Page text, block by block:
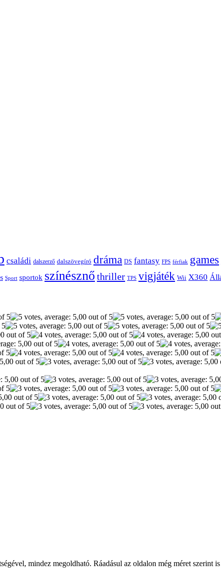
családi dalszerző dalszövegíró dráma DS fantasy FPS férfiak games
Sport sportok színésznő thriller TPS vigjáték Wii X360
mindez megoldható. Ráadásul az oldalon még méret szerint